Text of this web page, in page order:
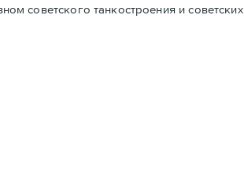
советского танкостроения и советских